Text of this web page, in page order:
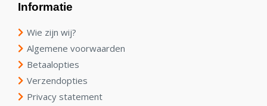
Informatie
Wie zijn wij?
Algemene voorwaarden
Betaalopties
Verzendopties
Privacy statement